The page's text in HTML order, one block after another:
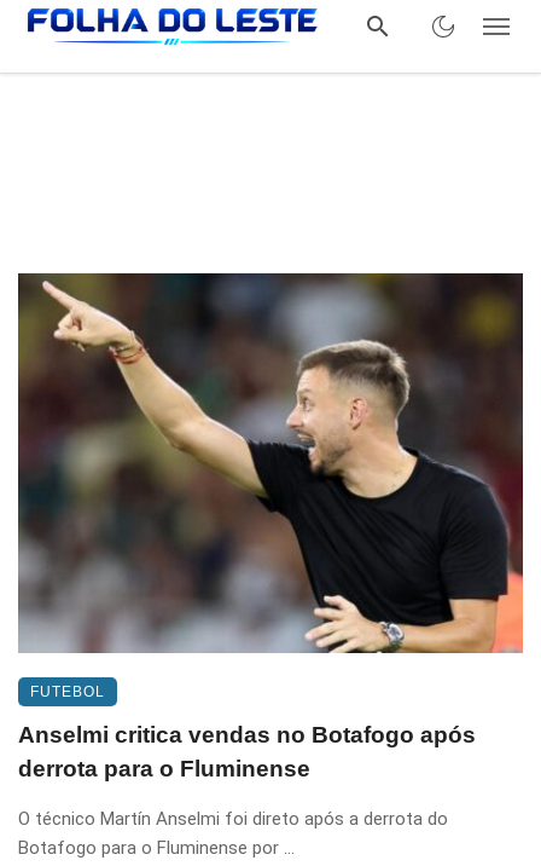
FUTEBOL
Anselmi critica vendas no Botafogo após
derrota para o Fluminense
O técnico Martín Anselmi foi direto após a derrota do
Botafogo para o Fluminense por ...